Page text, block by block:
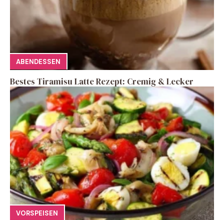
ABENDESSEN
Bestes Tiramisu Latte Rezept: Cremig & Lecker
VORSPEISEN